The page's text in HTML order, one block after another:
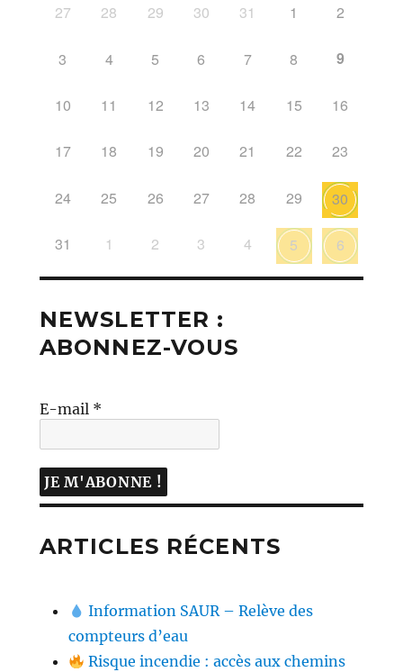
27
28 29 30 31 1 2
3 4 5 6 7 8 9
10 11 12 13 14 15 16
17 18 19 20 21 22 23
24 25 26 27 28 29 30
31 1 2 3 4 5 6
NEWSLETTER :
ABONNEZ-VOUS
E-mail *
ARTICLES RÉCENTS
Information SAUR – Relève des
compteurs d’eau
Risque incendie : accès aux chemins